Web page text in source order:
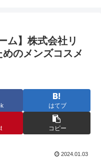
ム】株式会社リ
のメンズコスメ
はてブ
コピー
2024.01.03